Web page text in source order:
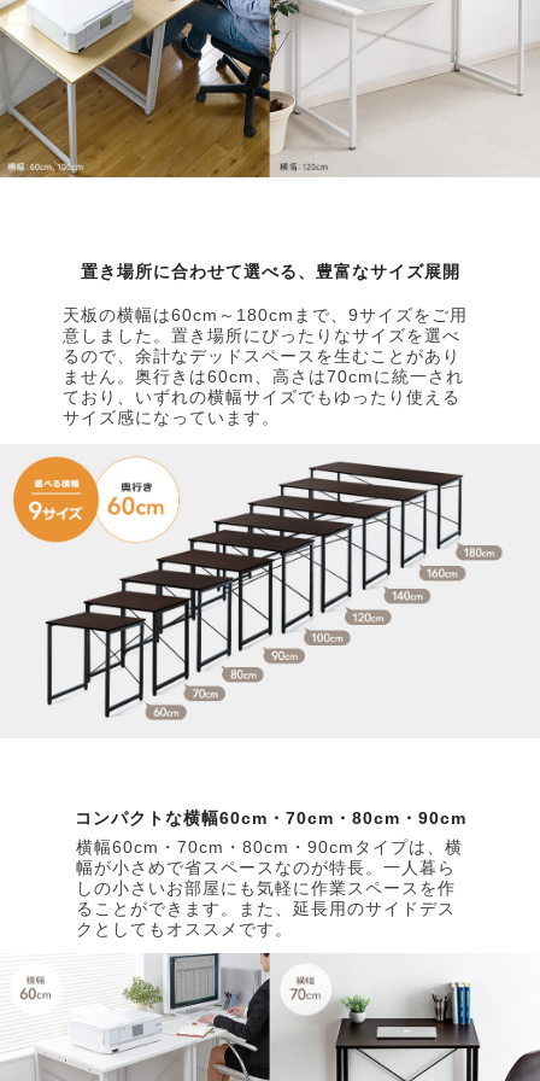
置き場所に合わせて選べる、豊富なサイズ展開
天板の横幅は60cm～180cmまで、9サイズをご用
意しました。置き場所にぴったりなサイズを選べ
るので、余計なデッドスペースを生むことがあり
ません。奥行きは60cm、高さは70cmに統一され
ており、いずれの横幅サイズでもゆったり使える
サイズ感になっています。
コンパクトな横幅60cm・70cm・80cm・90cm
横幅60cm・70cm・80cm・90cmタイプは、横
幅が小さめで省スペースなのが特長。一人暮ら
しの小さいお部屋にも気軽に作業スペースを作
ることができます。また、延長用のサイドデス
クとしてもオススメです。